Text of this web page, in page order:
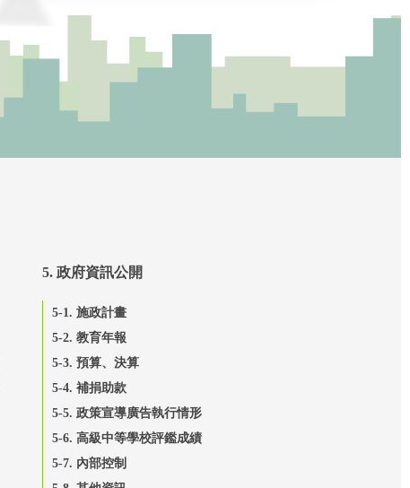
5. 政府資訊公開
5-1. 施政計畫
5-2. 教育年報
5-3. 預算、決算
5-4. 補捐助款
5-5. 政策宣導廣告執行情形
5-6. 高級中等學校評鑑成績
5-7. 內部控制